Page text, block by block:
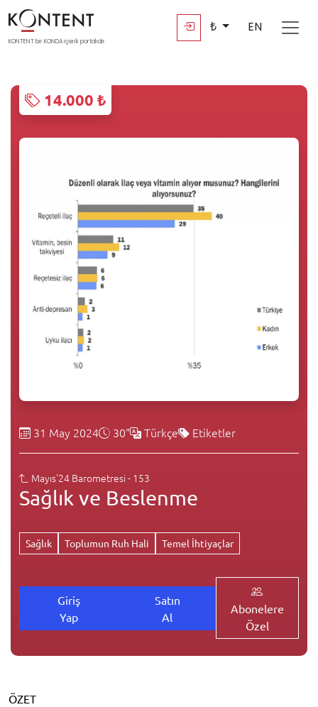
KONTENT bir KONDA içerik portalıdır.
₺ EN
14.000 ₺
31 May 2024 30" Türkçe Etiketler
Mayıs'24 Barometresi - 153
Sağlık ve Beslenme
Sağlık Toplumun Ruh Hali Temel İhtiyaçlar
Giriş
Yap
Satın
Al
Abonelere
Özel
ÖZET